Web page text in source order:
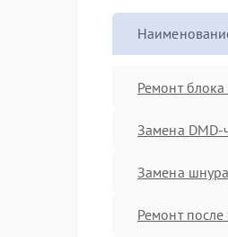
Ремонт
Замена DMD-
Замена шнура
Ремонт после